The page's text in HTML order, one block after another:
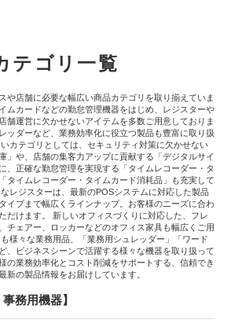
テゴリ一覧
や店舗に必要な幅広い商品カテゴリを取り揃えていま
ムカードなどの勤怠管理機器をはじめ、レジスターや
舗運営に欠かせないアイテムを多数ご用意しておりま
ッダーなど、業務効率化に役立つ製品も豊富に取り扱
カテゴリとしては、セキュリティ対策に欠かせない
」や、店舗の集客力アップに貢献する「デジタルサイ
、正確な勤怠管理を実現する「タイムレコーダー・タ
タイムレコーダー・タイムカード消耗品」も充実して
レジスターは、最新のPOSシステムに対応した製品
イプまで幅広くラインナップ。お客様のニーズに合わ
だけます。 新しいオフィスづくりに対応した、フレ
チェアー、ロッカーなどのオフィス家具も幅広くご用
様々な業務用品、「業務用シュレッダー」「ワード
、ビジネスシーンで活躍する様々な機器を取り扱って
の業務効率化とコスト削減をサポートする、信頼でき
新の製品情報をお届けしています。
務用機器】